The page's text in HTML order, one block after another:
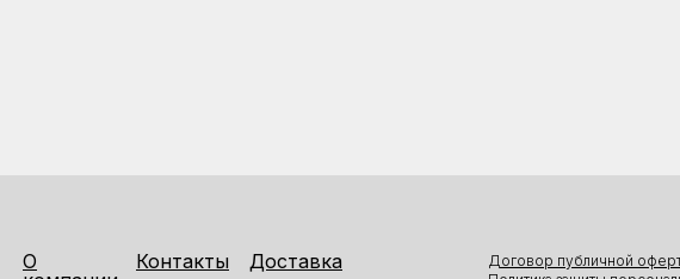
О
Контакты Доставка
Договор публичной